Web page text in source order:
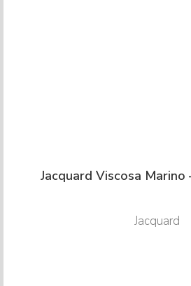
Jacquard Viscosa
Jacquard